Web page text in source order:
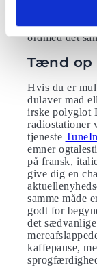
eller svar
enkle ting
ordmed det
Tænd op
Hvis du er
dulaver mad
irske polyglot
radiostationer
tjeneste TuneIn
emner
på fransk,
give dig en
samme måde
godt for
det sædvanlige
kaffepause,